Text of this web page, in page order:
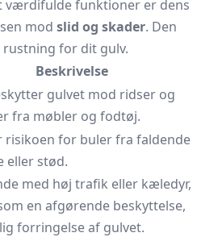
værdifulde funktioner er dens
mod slid og skader. Den
for dit gulv.
Beskrivelse
gulvet mod ridser og
fra møbler og fodtøj.
risikoen for buler fra faldende
eller stød.
med høj trafik eller kæledyr,
en afgørende beskyttelse,
forringelse af gulvet.